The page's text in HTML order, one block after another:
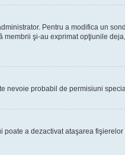
Pentru a modifica un
şi-au exprimat opţiunile
probabil de permisiuni
a dezactivat ataşarea